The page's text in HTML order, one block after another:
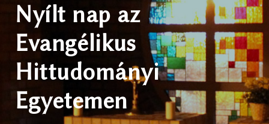
Nyílt nap az
Evangélikus
Hittudományi
Egyetemen